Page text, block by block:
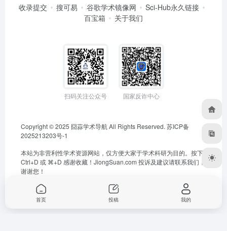
收录提交 搜可易 谷歌学术镜像网
Sci-Hub永久链接
百宝箱
关于我们
扫码关注公众号 国家反诈中心
Copyright © 2025 囧蒜学术导航All Rights Reserved. 苏ICP备
2025213203号-1
本站为非营利性学术资源网站，仅方便大家于学术科研为目的。按下
Ctrl+D 或 ⌘+D 感谢收藏！ JiongSuan.com 投诉及建议请联系我们，
谢谢您！
首页 投稿 我的